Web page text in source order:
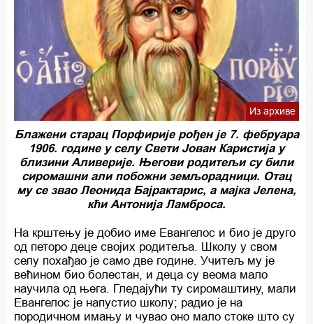
Из архиве
Блажени старац Порфирије рођен је 7. фебруара
1906. године у селу Свети Јован Каристија у
близини Аливерије. Његови родитељи су били
сиромашни али побожни земљорадници. Отац
му се звао Леонида Бајрактарис, а мајка Јелена,
кћи Антонија Ламброса.
На крштењу је добио име Евангелос и био је друго
од петоро деце својих родитеља. Школу у свом
селу похађао је само две године. Учитељ му је
већином био болестан, и деца су веома мало
научила од њега. Гледајући ту сиромаштину, мали
Евангелос је напустио школу; радио је на
породичном имању и чувао оно мало стоке што су